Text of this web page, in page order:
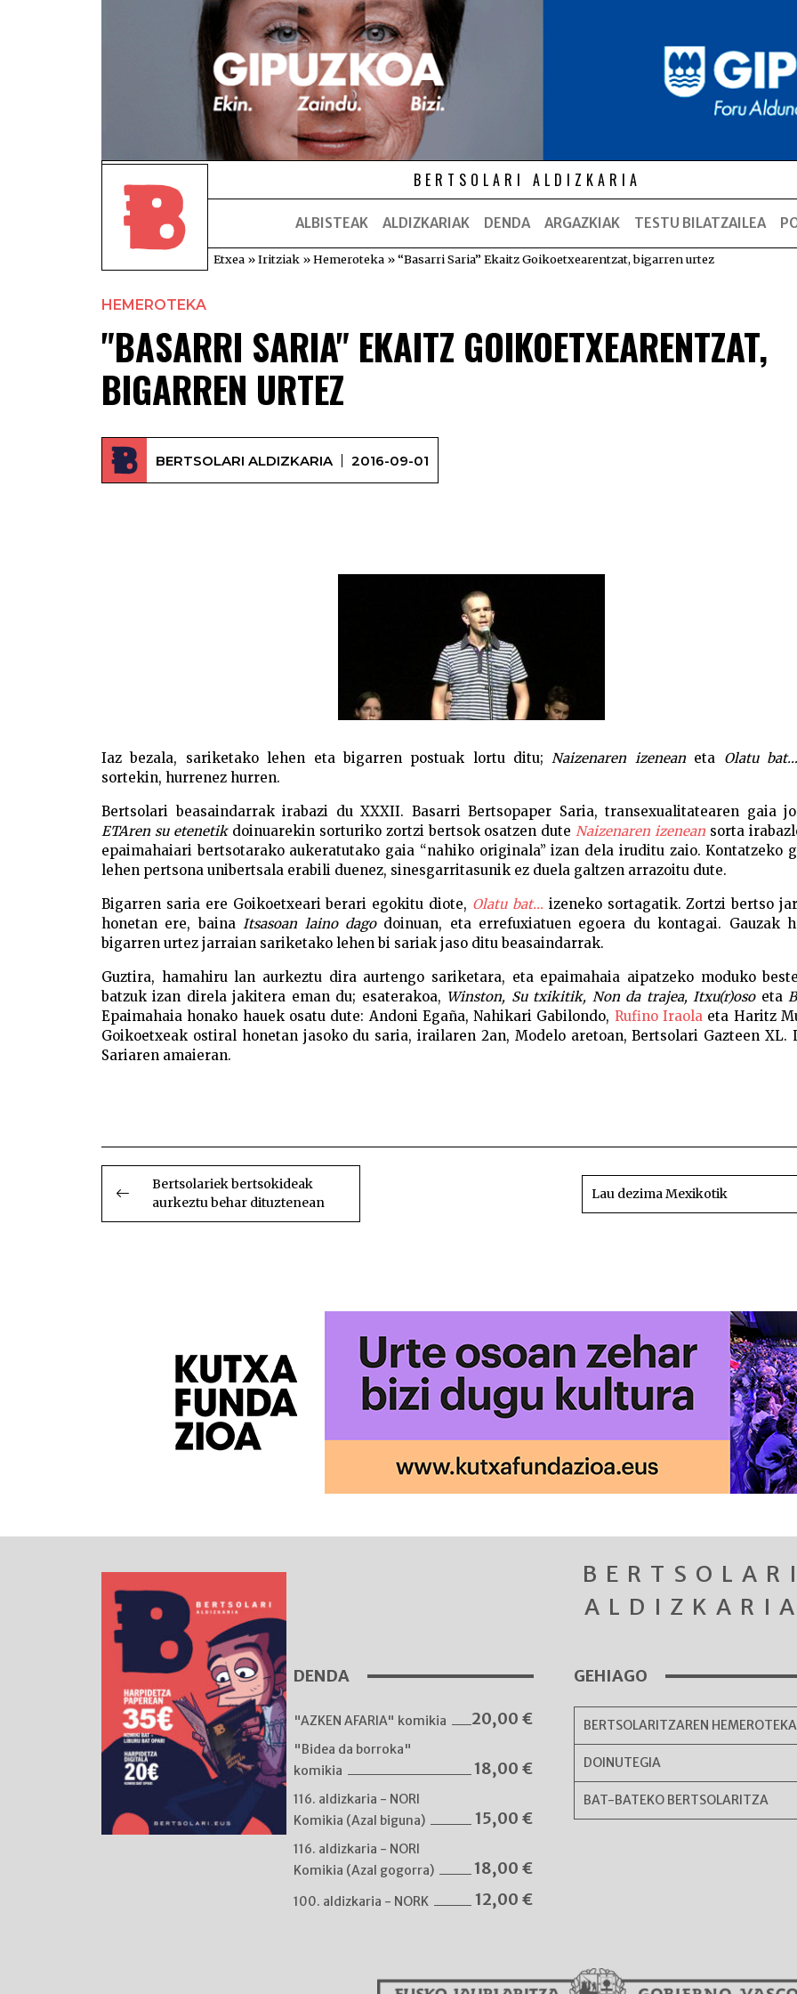
BERTSOLARI ALDIZKARIA
ALBISTEAK ALDIZKARIAK DENDA ARGAZKIAK TESTU BILATZAILEA
Etxea »Iritziak »Hemeroteka »“Basarri Saria” Ekaitz Goikoetxearentzat, bigarren urtez
HEMEROTEKA
"BASARRI SARIA" EKAITZ GOIKOETXEARENTZAT,
BIGARREN URTEZ
BERTSOLARI ALDIZKARIA 2016-09-01
Iaz bezala, sariketako lehen eta bigarren postuak lortu ditu;Naizenaren izeneaneta Olatu
sortekin, hurrenez hurren.
Bertsolari beasaindarrak irabazi du XXXII. Basarri Bertsopaper Saria, transexualitatearen gaia
ETAren su etenetikdoinuarekin sorturiko zortzi bertsok osatzen duteNaizenaren izenean sorta
epaimahaiari bertsotarako aukeratutako gaia “nahiko originala” izan dela iruditu zaio. Kontatzeko
lehen pertsona unibertsala erabili duenez, sinesgarritasunik ez duela galtzen arrazoitu dute.
Bigarren saria ere Goikoetxeari berari egokitu diote, Olatu bat… izeneko sortagatik. Zortzi bertso
honetan ere, bainaItsasoan laino dagodoinuan, eta errefuxiatuen egoera du kontagai. Gauzak
bigarren urtez jarraian sariketako lehen bi sariak jaso ditu beasaindarrak.
Guztira, hamahiru lan aurkeztu dira aurtengo sariketara, eta epaimahaia aipatzeko moduko
batzuk izan direla jakitera eman du; esaterakoa, Winston, Su txikitik, Non da trajea, Itxu(r)osoeta
Epaimahaia honako hauek osatu dute: Andoni Egaña, Nahikari Gabilondo, Rufino Iraola eta Haritz
Goikoetxeak ostiral honetan jasoko du saria, irailaren 2an, Modelo aretoan, Bertsolari Gazteen XL.
Sariaren amaieran.
BIDALKETETAN
ZEHAR
NABIGATU
Bertsolariek bertsokideak
aurkeztu behar dituztenean
Lau dezima Mexikotik
DENDA
"AZKEN AFARIA" komikia 20,00 €
"Bidea da borroka"
komikia
18,00 €
116. aldizkaria - NORI
Komikia (Azal biguna)
15,00 €
116. aldizkaria - NORI
Komikia (Azal gogorra)
18,00 €
100. aldizkaria - NORK 12,00 €
GEHIAGO
BERTSOLARITZAREN HEMEROTEKA
DOINUTEGIA
BAT-BATEKO BERTSOLARITZA